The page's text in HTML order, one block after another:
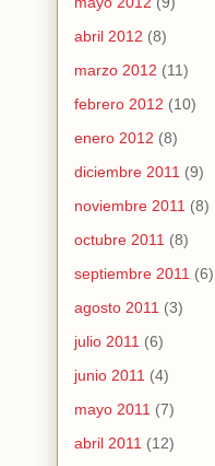
abril 2012 (8)
marzo 2012 (11)
febrero 2012 (10)
enero 2012 (8)
diciembre 2011 (9)
noviembre 2011 (8)
octubre 2011 (8)
septiembre 2011 (6)
agosto 2011 (3)
julio 2011 (6)
junio 2011 (4)
mayo 2011 (7)
abril 2011 (12)